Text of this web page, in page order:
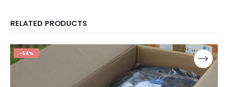
RELATED PRODUCTS
-54%